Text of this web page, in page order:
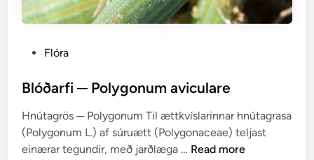
s
e
d
i
Flóra
Blóðarfi ─ Polygonum aviculare
Hnútagrös ─ Polygonum Til ættkvíslarinnar hnútagrasa
(Polygonum L.) af súruætt (Polygonaceae) teljast
einærar tegundir, með jarðlæga … B
Read more